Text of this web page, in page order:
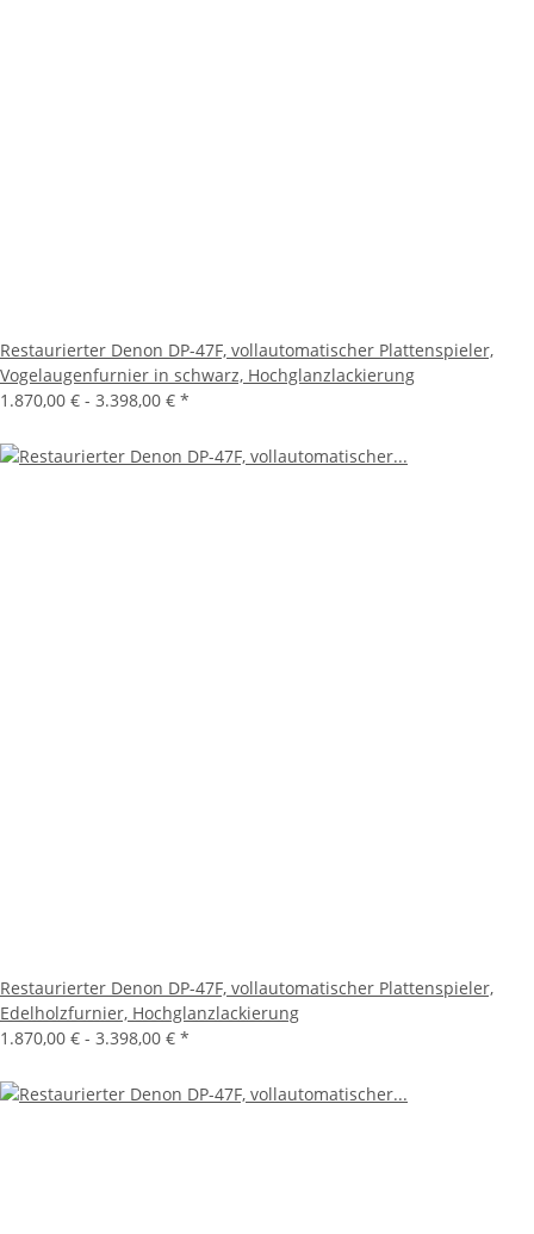
Restaurierter Denon DP-47F, vollautomatischer Plattenspieler,
Vogelaugenfurnier in schwarz, Hochglanzlackierung
1.870,00 € - 3.398,00 € *
Restaurierter Denon DP-47F, vollautomatischer Plattenspieler,
Edelholzfurnier, Hochglanzlackierung
1.870,00 € - 3.398,00 € *